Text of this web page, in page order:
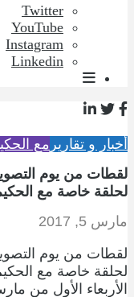
Twitter
YouTube
Instagram
Linkedin
أخبار و تقارير مع
لقطات من يوم
لحلقة خاصة مع
مارس 5, 2017
لقطات من يوم
لحلقة خاصة مع